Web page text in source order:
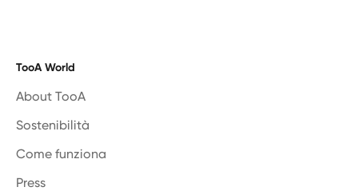
TooA World
About TooA
Sostenibilità
Come funziona
Press